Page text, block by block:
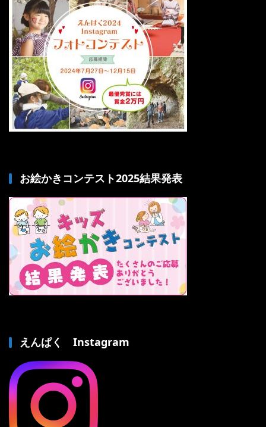
お絵かきコンテスト2025結果発表
えんぱく Instagram